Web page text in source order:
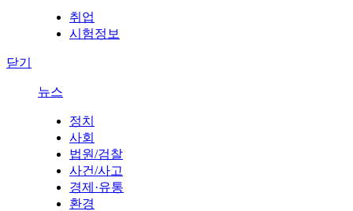
취업
시험정보
닫기
뉴스
정치
사회
법원/검찰
사건/사고
경제·유통
환경